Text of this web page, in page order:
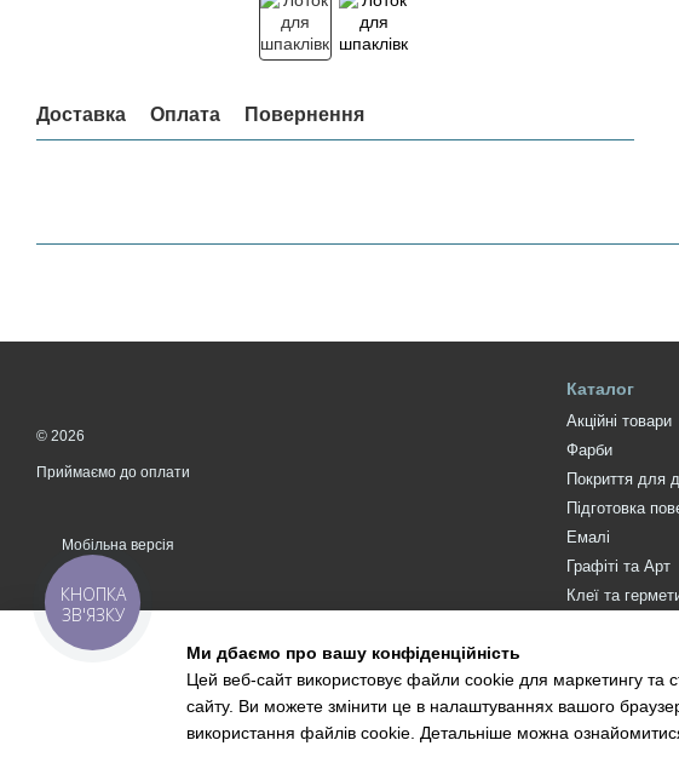
Доставка Оплата Повернення
© 2026
Приймаємо до оплати
Мобільна версія
Каталог
Акційні товари
Фарби
Покриття для
Підготовка
Емалі
Графіті та Арт
Клеї та
Декор для стін
Ми дбаємо про вашу конфіденційність
Цей веб-сайт використовує файли cookie для маркетингу та
сайту. Ви можете змінити це в налаштуваннях вашого
використання файлів cookie. Детальніше можна
КНОПКА
ЗВ'ЯЗКУ